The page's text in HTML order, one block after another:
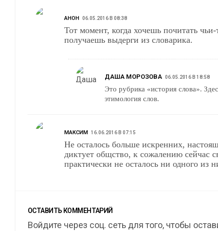
АНОН 06.05.2016 В 08:38
Тот момент, когда хочешь почитать
получаешь выдерги из словарика.
ДАША МОРОЗОВА 06.05.2016 В 18:58
Это рубрика «история слова».
этимология слов.
МАКСИМ 16.06.2016 В 07:15
Не осталось больше искренних,
диктует общство, к сожалению сейчас
практически не осталось ни одного из
ОСТАВИТЬ КОММЕНТАРИЙ
Войдите через соц. сеть для того, чтобы